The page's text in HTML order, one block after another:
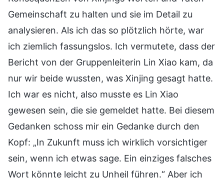
Gemeinschaft zu halten und sie im Detail zu
analysieren. Als ich das so plötzlich hörte, war
ich ziemlich fassungslos. Ich vermutete, dass der
Bericht von der Gruppenleiterin Lin Xiao kam, da
nur wir beide wussten, was Xinjing gesagt hatte.
Ich war es nicht, also musste es Lin Xiao
gewesen sein, die sie gemeldet hatte. Bei diesem
Gedanken schoss mir ein Gedanke durch den
Kopf: „In Zukunft muss ich wirklich vorsichtiger
sein, wenn ich etwas sage. Ein einziges falsches
Wort könnte leicht zu Unheil führen.“ Aber ich